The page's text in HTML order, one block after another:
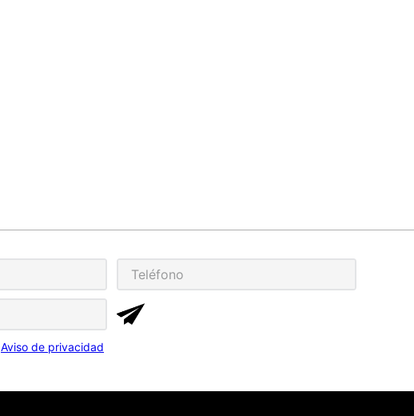
Aviso de privacidad